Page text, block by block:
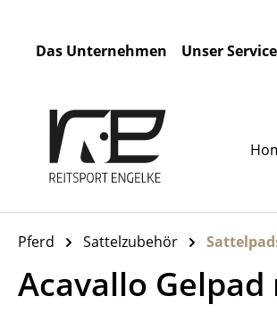
Das Unternehmen
Unser Service
Pferd Sattelzubehör
Acavallo